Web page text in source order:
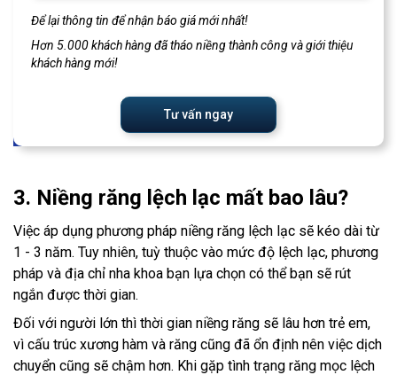
Để lại thông tin để nhận báo giá mới nhất!
Hơn 5.000 khách hàng đã tháo niềng thành công và giới thiệu
khách hàng mới!
Tư vấn ngay
3. Niềng răng lệch lạc mất bao lâu?
Việc áp dụng phương pháp niềng răng lệch lạc sẽ kéo dài từ
1 - 3 năm. Tuy nhiên, tuỳ thuộc vào mức độ lệch lạc, phương
pháp và địa chỉ nha khoa bạn lựa chọn có thể bạn sẽ rút
ngắn được thời gian.
Đối với người lớn thì thời gian niềng răng sẽ lâu hơn trẻ em,
vì cấu trúc xương hàm và răng cũng đã ổn định nên việc dịch
chuyển cũng sẽ chậm hơn. Khi gặp tình trạng răng mọc lệch